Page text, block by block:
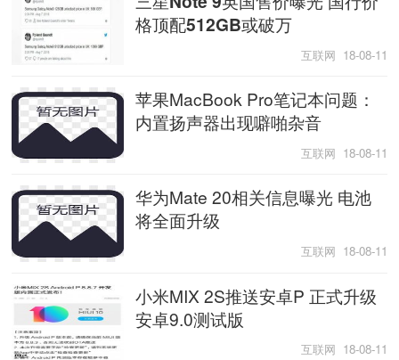
格顶配512GB或破万
互联网 18-08-11
苹果MacBook Pro笔记本问题：
内置扬声器出现噼啪杂音
互联网 18-08-11
华为Mate 20相关信息曝光 电池
将全面升级
互联网 18-08-11
小米MIX 2S推送安卓P 正式升级
安卓9.0测试版
互联网 18-08-11